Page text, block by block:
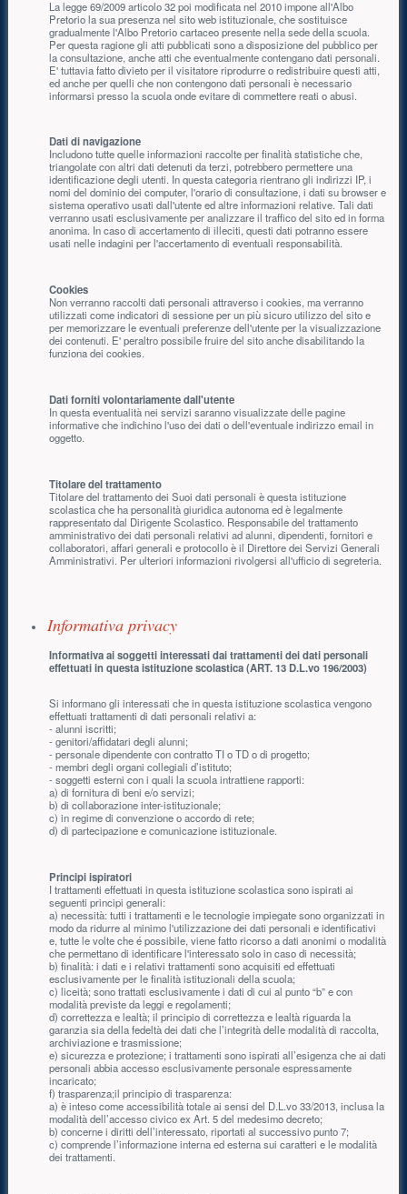
La legge 69/2009 articolo 32 poi modificata nel 2010 impone all'Albo
Pretorio la sua presenza nel sito web istituzionale, che sostituisce
gradualmente l'Albo Pretorio cartaceo presente nella sede della scuola.
Per questa ragione gli atti pubblicati sono a disposizione del pubblico per
la consultazione, anche atti che eventualmente contengano dati personali.
E' tuttavia fatto divieto per il visitatore riprodurre o redistribuire questi atti,
ed anche per quelli che non contengono dati personali è necessario
informarsi presso la scuola onde evitare di commettere reati o abusi.
Dati di navigazione
Includono tutte quelle informazioni raccolte per finalità statistiche che,
triangolate con altri dati detenuti da terzi, potrebbero permettere una
identificazione degli utenti. In questa categoria rientrano gli indirizzi IP, i
nomi del dominio dei computer, l'orario di consultazione, i dati su browser e
sistema operativo usati dall'utente ed altre informazioni relative. Tali dati
verranno usati esclusivamente per analizzare il traffico del sito ed in forma
anonima. In caso di accertamento di illeciti, questi dati potranno essere
usati nelle indagini per l'accertamento di eventuali responsabilità.
Cookies
Non verranno raccolti dati personali attraverso i cookies, ma verranno
utilizzati come indicatori di sessione per un più sicuro utilizzo del sito e
per memorizzare le eventuali preferenze dell'utente per la visualizzazione
dei contenuti. E' peraltro possibile fruire del sito anche disabilitando la
funziona dei cookies.
Dati forniti volontariamente dall'utente
In questa eventualità nei servizi saranno visualizzate delle pagine
informative che indichino l'uso dei dati o dell'eventuale indirizzo email in
oggetto.
Titolare del trattamento
Titolare del trattamento dei Suoi dati personali è questa istituzione
scolastica che ha personalità giuridica autonoma ed è legalmente
rappresentato dal Dirigente Scolastico. Responsabile del trattamento
amministrativo dei dati personali relativi ad alunni, dipendenti, fornitori e
collaboratori, affari generali e protocollo è il Direttore dei Servizi Generali
Amministrativi. Per ulteriori informazioni rivolgersi all'ufficio di segreteria.
Informativa privacy
Informativa ai soggetti interessati dai trattamenti dei dati personali
effettuati in questa istituzione scolastica (ART. 13 D.L.vo 196/2003)
Si informano gli interessati che in questa istituzione scolastica vengono
effettuati trattamenti di dati personali relativi a:
- alunni iscritti;
- genitori/affidatari degli alunni;
- personale dipendente con contratto TI o TD o di progetto;
- membri degli organi collegiali d’istituto;
- soggetti esterni con i quali la scuola intrattiene rapporti:
a) di fornitura di beni e/o servizi;
b) di collaborazione inter-istituzionale;
c) in regime di convenzione o accordo di rete;
d) di partecipazione e comunicazione istituzionale.
Principi ispiratori
I trattamenti effettuati in questa istituzione scolastica sono ispirati ai
seguenti principi generali:
a) necessità: tutti i trattamenti e le tecnologie impiegate sono organizzati in
modo da ridurre al minimo l'utilizzazione dei dati personali e identificativi
e, tutte le volte che é possibile, viene fatto ricorso a dati anonimi o modalità
che permettano di identificare l'interessato solo in caso di necessità;
b) finalità: i dati e i relativi trattamenti sono acquisiti ed effettuati
esclusivamente per le finalità istituzionali della scuola;
c) liceità; sono trattati esclusivamente i dati di cui al punto “b” e con
modalità previste da leggi e regolamenti;
d) correttezza e lealtà; il principio di correttezza e lealtà riguarda la
garanzia sia della fedeltà dei dati che l’integrità delle modalità di raccolta,
archiviazione e trasmissione;
e) sicurezza e protezione; i trattamenti sono ispirati all’esigenza che ai dati
personali abbia accesso esclusivamente personale espressamente
incaricato;
f) trasparenza;il principio di trasparenza:
a) è inteso come accessibilità totale ai sensi del D.L.vo 33/2013, inclusa la
modalità dell’accesso civico ex Art. 5 del medesimo decreto;
b) concerne i diritti dell’interessato, riportati al successivo punto 7;
c) comprende l’informazione interna ed esterna sui caratteri e le modalità
dei trattamenti.